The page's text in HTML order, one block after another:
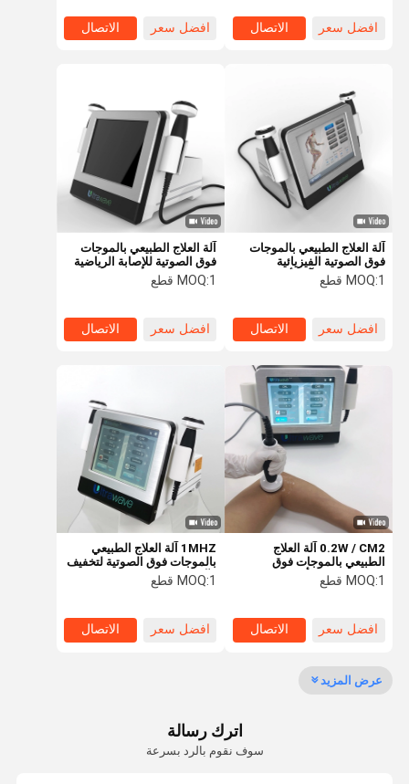
مسكن معلومات عنا
المعمل
مراقبة الجودة اتصل بنا اطلب اقتباس
Shopping
افضل سعر الاتصال افضل سعر الاتصال
آلة العلاج الطبيعي بالموجات
فوق الصوتية الفيزيائية
المصغرة لعلاج آلام أسفل
الظهر الرياضية
MOQ:1 قطع
افضل سعر الاتصال
آلة العلاج الطبيعي بالموجات
فوق الصوتية للإصابة الرياضية
لالتواء الكاحل
MOQ:1 قطع
افضل سعر الاتصال
0.2W / CM2 آلة العلاج
الطبيعي بالموجات فوق
الصوتية لإعادة تأهيل الإصابات
وتخفيف الآلام
MOQ:1 قطع
افضل سعر الاتصال
1MHZ آلة العلاج الطبيعي
بالموجات فوق الصوتية لتخفيف
الآلام الرياضية
MOQ:1 قطع
افضل سعر الاتصال
عرض المزيد
اترك رسالة
سوف نقوم بالرد بسرعة